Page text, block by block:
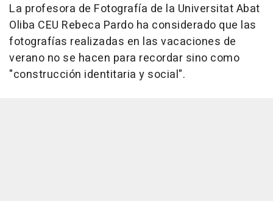
La profesora de Fotografía de la Universitat Abat
Oliba CEU Rebeca Pardo ha considerado que las
fotografías realizadas en las vacaciones de
verano no se hacen para recordar sino como
"construcción identitaria y social".